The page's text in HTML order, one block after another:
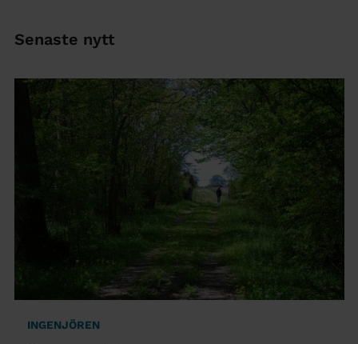
Senaste nytt
INGENJÖREN